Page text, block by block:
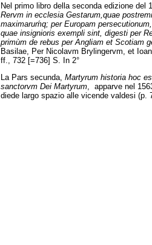
Nel primo libro della seconda edizione
Rervm in ecclesia Gestarum,quae
maximaruḿq; per Europam
quae insignioris exempli sint, digesti per
primùm de rebus per Angliam et Scotiam
Basilae, Per Nicolavm Brylingervm, et
ff., 732 [=736] S. In 2°
La Pars secunda, Martyrum historia hoc
sanctorvm Dei Martyrum , apparve nel
diede largo spazio alle vicende valdesi (p.